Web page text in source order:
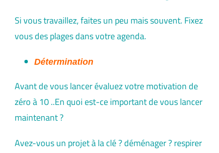
Si vous travaillez, faites un peu mais souvent. Fixez
vous des plages dans votre agenda.
Détermination
Avant de vous lancer évaluez votre motivation de
zéro à 10 ..En quoi est-ce important de vous lancer
maintenant ?
Avez-vous un projet à la clé ? déménager ? respirer